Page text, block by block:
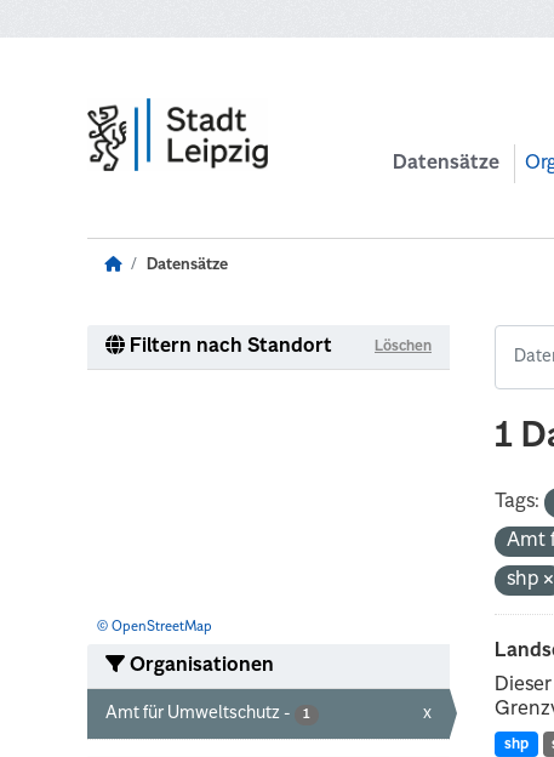
Datensätze
Datensätze
Filtern nach Standort Löschen
© OpenStreetMap
Organisationen
Amt für Umweltschutz - 1 x
1
Tags:
Amt
shp
shp